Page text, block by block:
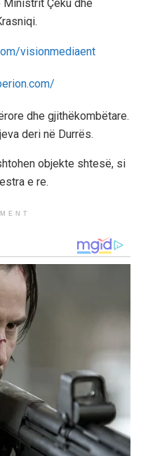
Ministrit Çeku dhe
dhe gjithëkombëtare.
deri në Durrës.
objekte shtesë, si
e re.